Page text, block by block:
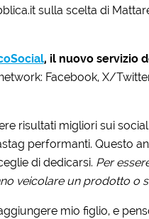
sulla scelta di
, il nuovo servizio
Facebook, X/
risultati migliori sui
performanti. Questo
di dedicarsi. Per
veicolare un prodotto o
mio figlio, e